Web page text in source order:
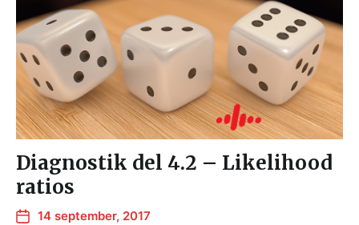
Diagnostik del 4.2 – Likelihood
ratios
14 september, 2017